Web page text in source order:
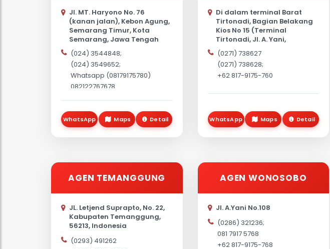
Jl. MT. Haryono No. 76
(kanan jalan), Kebon Agung,
Semarang Timur, Kota
Semarang, Jawa Tengah
50123, Indonesia
(024) 3544848;
(024) 3549652;
Whatsapp (08179175780)
082122767678
WhatsApp Maps Detail
Di dalam terminal Barat
Tirtonadi, Bagian Belakang
Kios No 15 (Terminal
Tirtonadi, Jl. A. Yani,
Manahan, Banjarsari, Kota
Surakarta, Jawa Tengah
57134, Indonesia)
(0271) 738627
(0271) 738628;
+62 817-9175-760
WhatsApp Maps Detail
AGEN TEMANGGUNG
JL. Letjend Suprapto, No. 22,
Kabupaten Temanggung,
56213, Indonesia
(0293) 491262
AGEN WONOSOBO
Jl. A.Yani No.108
(0286) 321236;
081 7917 5768
+62 817-9175-768